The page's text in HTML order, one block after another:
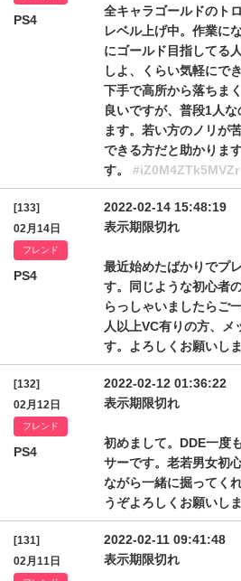
PS4
全キャラゴールドのト
レベル上げ中。作業に
にゴールド目指してる
しよ、くらい気軽にで
下手で高所から落ちま
良いですが、普段1人
ます。若い方のノリが
できる方だと助かりま
す。 #iZ0M4ZTk5MVZr
[133]
02月14日
フレンド
PS4
2022-02-14 15:48:19
表示期限切れ
最近始めたばかりでプ
す。同じような初心者
らっしゃいましたらご
人以上VC有りの方、メ
す。よろしくお願いし
[132]
02月12日
フレンド
PS4
2022-02-12 01:36:22
表示期限切れ
初めまして。DDE一度
サーです。老若男女初
ながら一緒に掘ってく
うぞよろしくお願いし
[131]
02月11日
2022-02-11 09:41:48
表示期限切れ